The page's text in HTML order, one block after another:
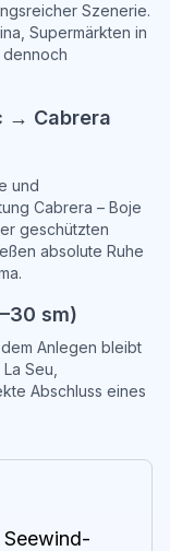
Szenerie.
Supermärkten in
→ Cabrera
und
Cabrera – Boje
geschützten
absolute Ruhe
sm)
Anlegen bleibt
Seu,
Abschluss eines